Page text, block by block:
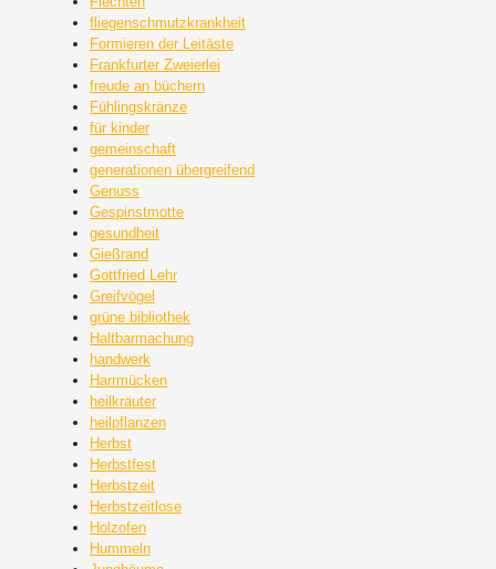
fliegenschmutzkrankheit
Formieren der Leitäste
Frankfurter Zweierlei
freude an büchern
Fühlingskränze
für kinder
gemeinschaft
generationen übergreifend
Genuss
Gespinstmotte
gesundheit
Gießrand
Gottfried Lehr
Greifvögel
grüne bibliothek
Haltbarmachung
handwerk
Harrmücken
heilkräuter
heilpflanzen
Herbst
Herbstfest
Herbstzeit
Herbstzeitlose
Holzofen
Hummeln